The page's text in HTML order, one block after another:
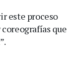
este proceso
que